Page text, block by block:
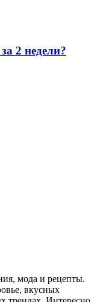
2 недели?
мода и рецепты.
вкусных